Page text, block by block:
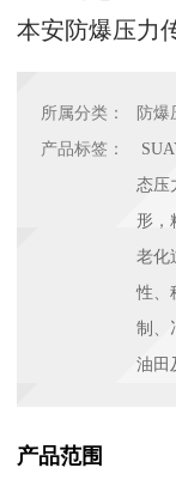
本安防爆压力
所属分类：
防爆
产品标签：
态压
形，
老化
性、
制、
油田
产品范围